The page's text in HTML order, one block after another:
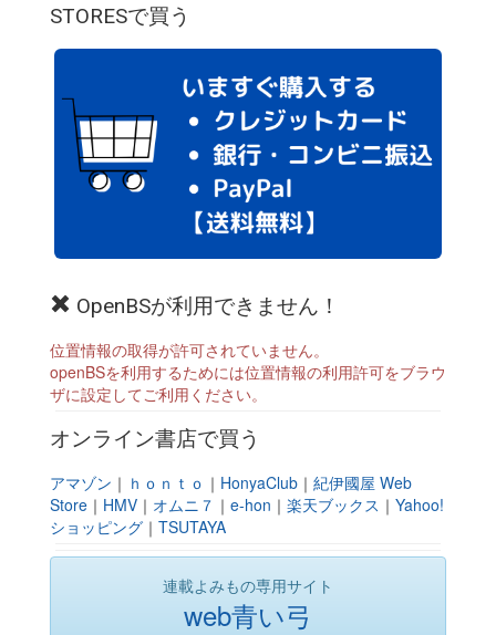
STORESで買う
OpenBSが利用できません！
位置情報の取得が許可されていません。
openBSを利用するためには位置情報の利用許可をブラウ
ザに設定してご利用ください。
オンライン書店で買う
アマゾン ｜ ｈｏｎｔｏ ｜ HonyaClub ｜ 紀伊國屋 Web
Store ｜ HMV ｜ オムニ７ ｜ e-hon ｜ 楽天ブックス ｜ Yahoo!
ショッピング ｜ TSUTAYA
連載よみもの専用サイト
web青い弓